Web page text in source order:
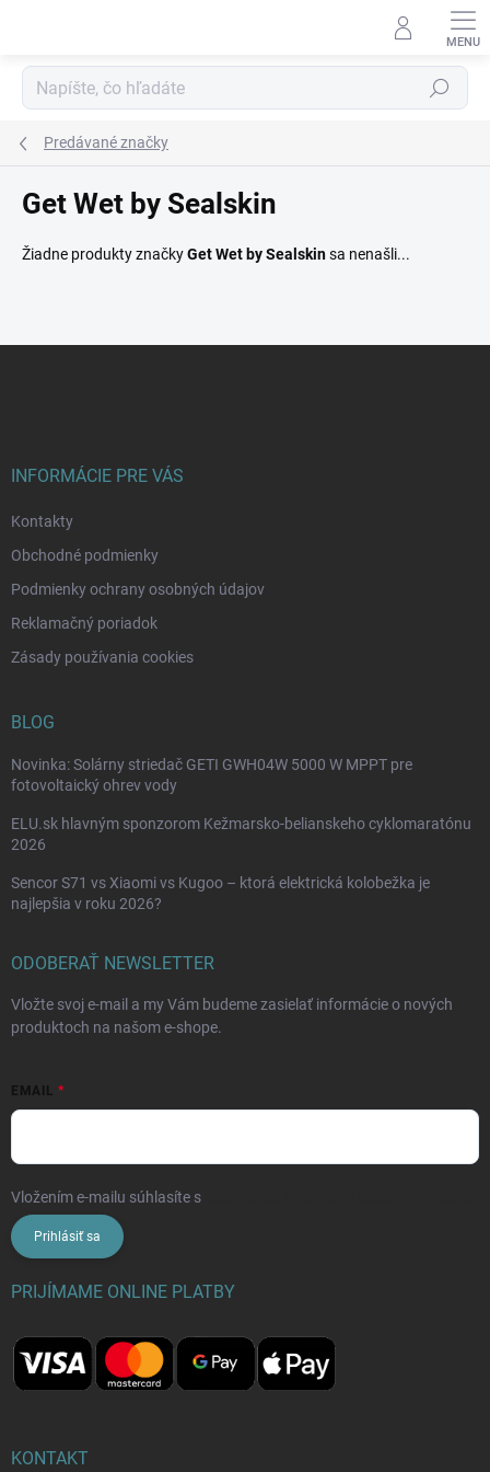
Hľadať
Predávané značky
Get Wet by Sealskin
Žiadne produkty značkyGet Wet by Sealskinsa nenašli...
INFORMÁCIE PRE VÁS
Kontakty
Obchodné podmienky
Podmienky ochrany osobných údajov
Reklamačný poriadok
Zásady používania cookies
BLOG
Novinka: Solárny striedač GETI GWH04W 5000 W MPPT pre
fotovoltaický ohrev vody
ELU.sk hlavným sponzorom Kežmarsko-belianskeho cyklomaratónu
2026
Sencor S71 vs Xiaomi vs Kugoo – ktorá elektrická kolobežka je
najlepšia v roku 2026?
ODOBERAŤ NEWSLETTER
Vložte svoj e-mail a my Vám budeme zasielať informácie o nových
produktoch na našom e-shope.
EMAIL
Vložením e-mailu súhlasíte s
Prihlásiť sa
PRIJÍMAME ONLINE PLATBY
KONTAKT